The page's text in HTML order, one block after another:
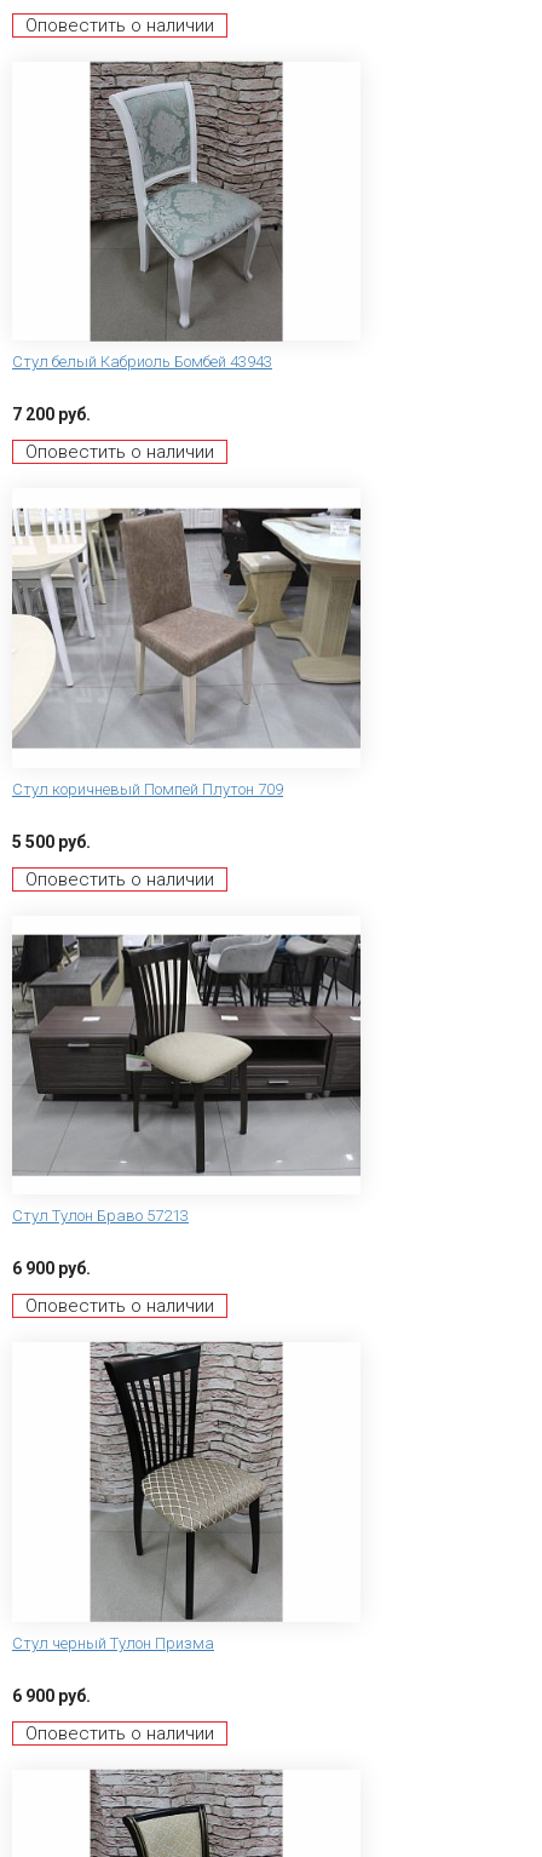
Оповестить о наличии
Стул белый Кабриоль Бомбей 43943
7 200 руб.
Оповестить о наличии
Стул коричневый Помпей Плутон 709
5 500 руб.
Оповестить о наличии
Стул Тулон Браво 57213
6 900 руб.
Оповестить о наличии
Стул черный Тулон Призма
6 900 руб.
Оповестить о наличии